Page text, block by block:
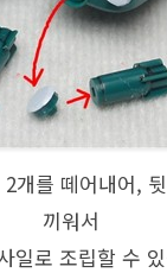
개를 떼어내어,
끼워서
일로 조립할 수